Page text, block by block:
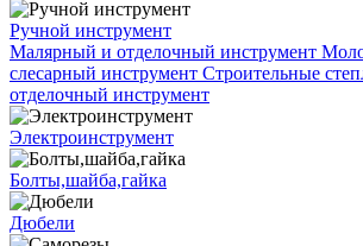
Ручной инструмент
Малярный и отделочный инструмент
слесарный инструмент Строительные
отделочный инструмент
Электроинструмент
Болты,шайба,гайка
Дюбели